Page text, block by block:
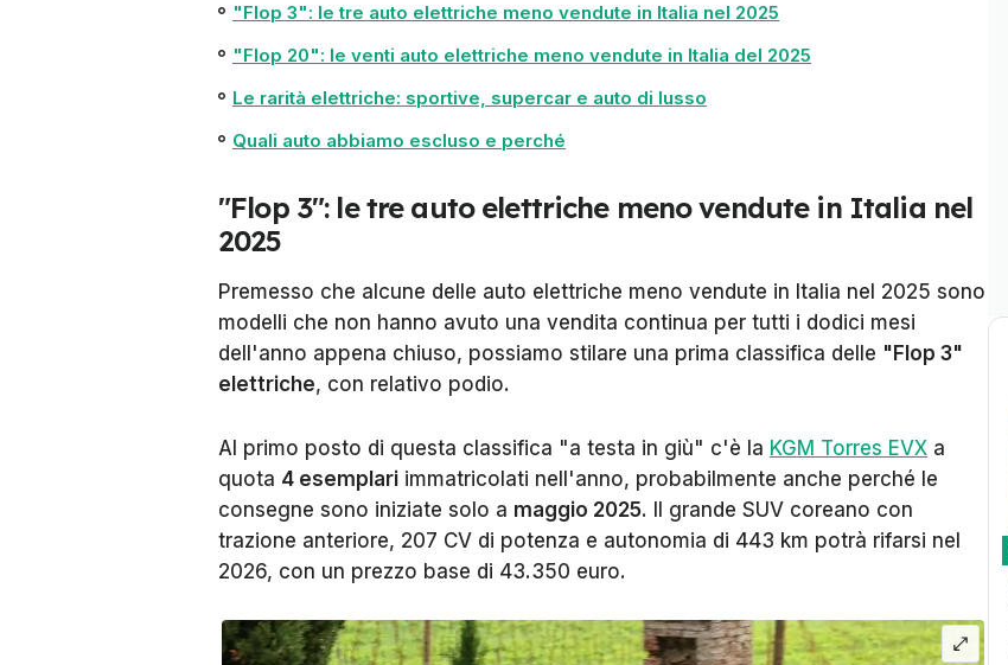
"Flop 3": le tre auto elettriche meno vendute in Italia nel 2025
"Flop 20": le venti auto elettriche meno vendute in Italia del 2025
Le rarità elettriche: sportive, supercar e auto di lusso
Quali auto abbiamo escluso e perché
"Flop 3": le tre auto elettriche meno vendute in Italia nel
2025
Premesso che alcune delle auto elettriche meno vendute in Italia nel 2025 sono
modelli che non hanno avuto una vendita continua per tutti i dodici mesi
dell'anno appena chiuso, possiamo stilare una prima classifica delle "Flop 3"
elettriche, con relativo podio.
Al primo posto di questa classifica "a testa in giù" c'è la KGM Torres EVX a
quota 4 esemplari immatricolati nell'anno, probabilmente anche perché le
consegne sono iniziate solo a maggio 2025. Il grande SUV coreano con
trazione anteriore, 207 CV di potenza e autonomia di 443 km potrà rifarsi nel
2026, con un prezzo base di 43.350 euro.